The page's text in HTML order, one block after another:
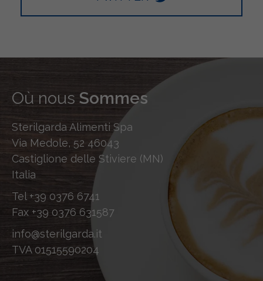
Où nous Sommes
Sterilgarda Alimenti Spa
Via Medole, 52 46043
Castiglione delle Stiviere (MN)
Italia
Tel +39 0376 6741
Fax +39 0376 631587
info@sterilgarda.it
TVA 01515590204